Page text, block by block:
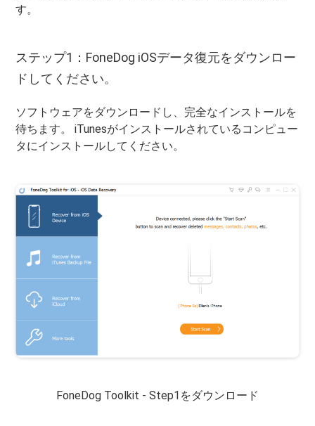
す。
ステップ1：FoneDog iOSデータ復元をダウンロー
ドしてください。
ソフトウェアをダウンロードし、完全なインストールを
待ちます。 iTunesがインストールされているコンピュー
タにインストールしてください。
FoneDog Toolkit - Step1をダウンロード